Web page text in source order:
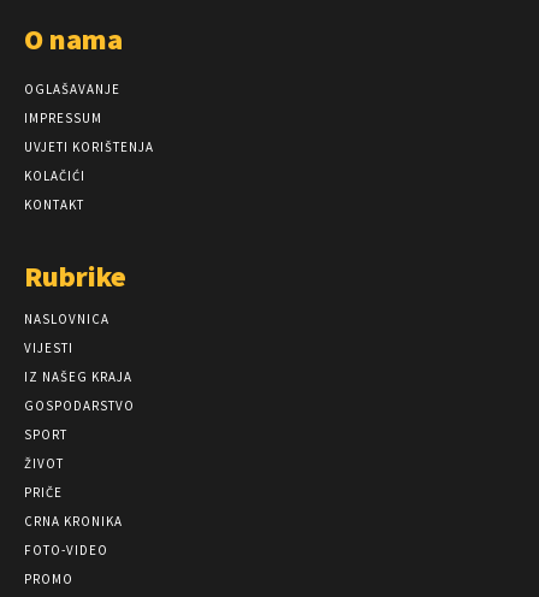
O nama
OGLAŠAVANJE
IMPRESSUM
UVJETI KORIŠTENJA
KOLAČIĆI
KONTAKT
Rubrike
NASLOVNICA
VIJESTI
IZ NAŠEG KRAJA
GOSPODARSTVO
SPORT
ŽIVOT
PRIČE
CRNA KRONIKA
FOTO-VIDEO
PROMO